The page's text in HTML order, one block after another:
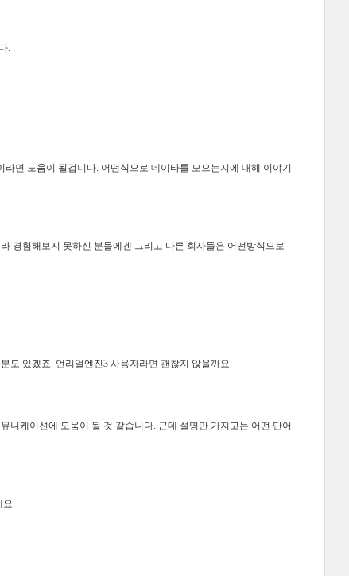
.
면 도움이 될겁니다. 어떤식으로 데이타를 모으는지에 대해 이야기
경험해보지 못하신 분들에겐 그리고 다른 회사들은 어떤방식으로
도 있겠죠. 언리얼엔진3 사용자라면 괜찮지 않을까요.
니케이션에 도움이 될 것 같습니다. 근데 설명만 가지고는 어떤 단어
요.